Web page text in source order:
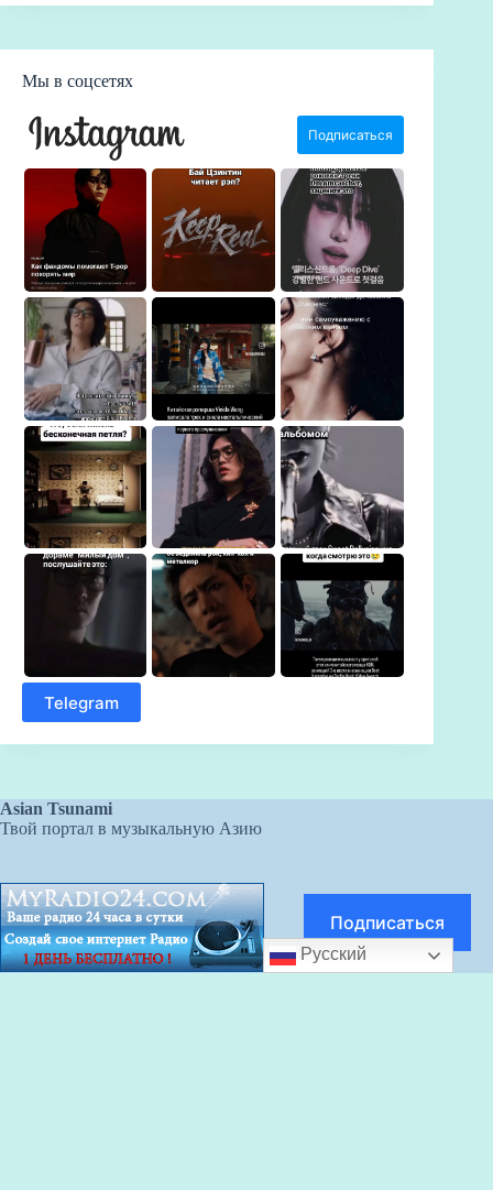
Мы в соцсетях
Telegram
Asian Tsunami
Твой портал в музыкальную Азию
Русский
Подписаться